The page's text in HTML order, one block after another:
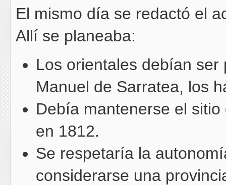
El mismo día se redactó el
Allí se planeaba:
Los orientales debían
Manuel de Sarratea, los
Debía mantenerse el
en 1812.
Se respetaría la
considerarse una